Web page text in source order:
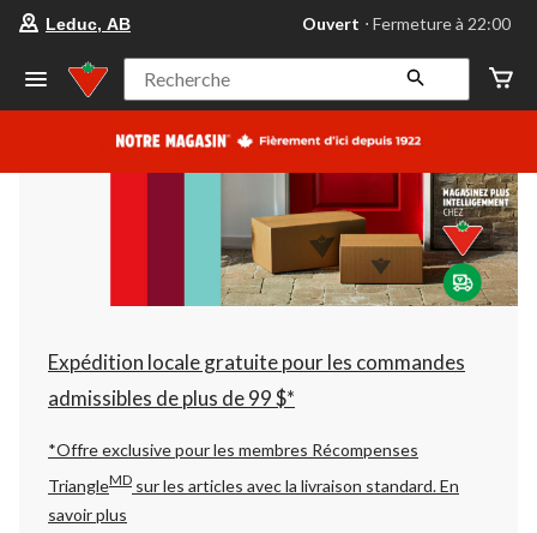
votre
préféré
Leduc,
AB,
courament
Fermeture
à
22:00
cliquer
pour
changer
Leduc, AB Ouvert ⋅ Fermeture à 22:00
Recherche
Expédition locale gratuite pour les commandes
admissibles de plus de 99 $*
*Offre exclusive pour les membres Récompenses
TriangleMD sur les articles avec la livraison standard.En
savoir plus